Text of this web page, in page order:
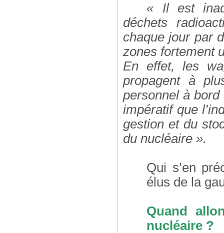
« Il est
déchets
chaque jour par
zones fortement
En effet, les
propagent à
personnel à
impératif que
gestion et du
du nucléaire ».
Qui s’en
élus de la
Quand
nucléaire ?